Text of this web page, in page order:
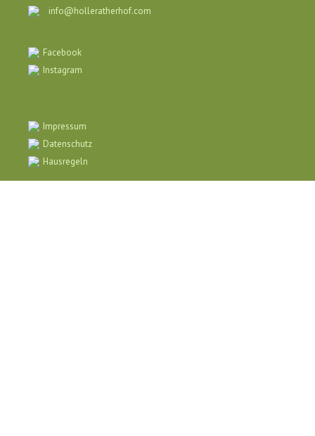
info@holleratherhof.com
Facebook
Instagram
Impressum
Datenschutz
Hausregeln